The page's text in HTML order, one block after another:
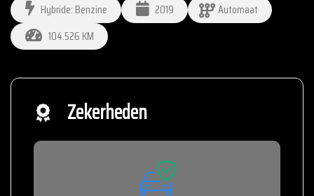
Hybride: Benzine 2019
Automaat
104.526 KM
Zekerheden